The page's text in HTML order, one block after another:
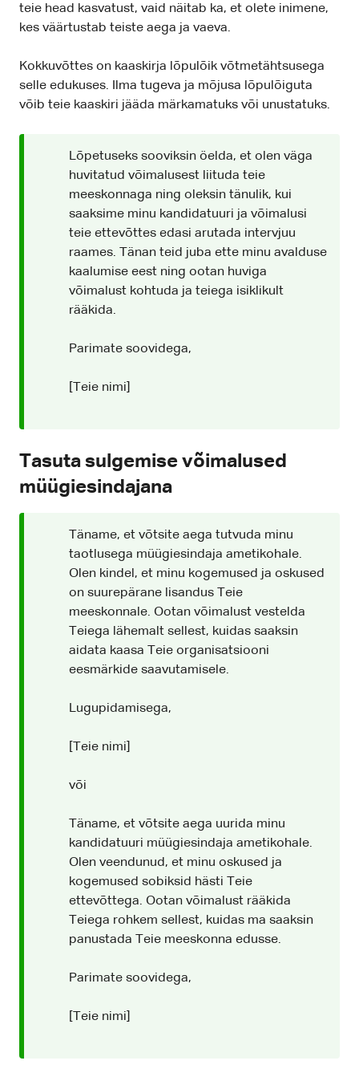
teie head kasvatust, vaid näitab ka, et olete inimene,
kes väärtustab teiste aega ja vaeva.
Kokkuvõttes on kaaskirja lõpulõik võtmetähtsusega
selle edukuses. Ilma tugeva ja mõjusa lõpulõiguta
võib teie kaaskiri jääda märkamatuks või unustatuks.
Lõpetuseks sooviksin öelda, et olen väga
huvitatud võimalusest liituda teie
meeskonnaga ning oleksin tänulik, kui
saaksime minu kandidatuuri ja võimalusi
teie ettevõttes edasi arutada intervjuu
raames. Tänan teid juba ette minu avalduse
kaalumise eest ning ootan huviga
võimalust kohtuda ja teiega isiklikult
rääkida.
Parimate soovidega,
[Teie nimi]
Tasuta sulgemise võimalused
müügiesindajana
Täname, et võtsite aega tutvuda minu
taotlusega müügiesindaja ametikohale.
Olen kindel, et minu kogemused ja oskused
on suurepärane lisandus Teie
meeskonnale. Ootan võimalust vestelda
Teiega lähemalt sellest, kuidas saaksin
aidata kaasa Teie organisatsiooni
eesmärkide saavutamisele.
Lugupidamisega,
[Teie nimi]
või
Täname, et võtsite aega uurida minu
kandidatuuri müügiesindaja ametikohale.
Olen veendunud, et minu oskused ja
kogemused sobiksid hästi Teie
ettevõttega. Ootan võimalust rääkida
Teiega rohkem sellest, kuidas ma saaksin
panustada Teie meeskonna edusse.
Parimate soovidega,
[Teie nimi]